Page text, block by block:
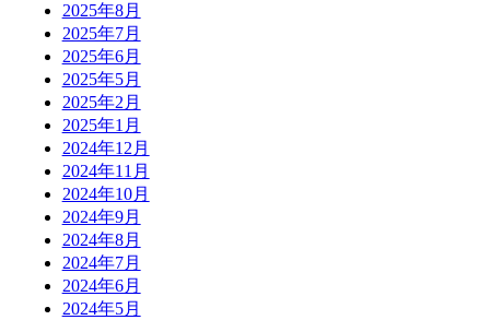
2025年8月
2025年7月
2025年6月
2025年5月
2025年2月
2025年1月
2024年12月
2024年11月
2024年10月
2024年9月
2024年8月
2024年7月
2024年6月
2024年5月